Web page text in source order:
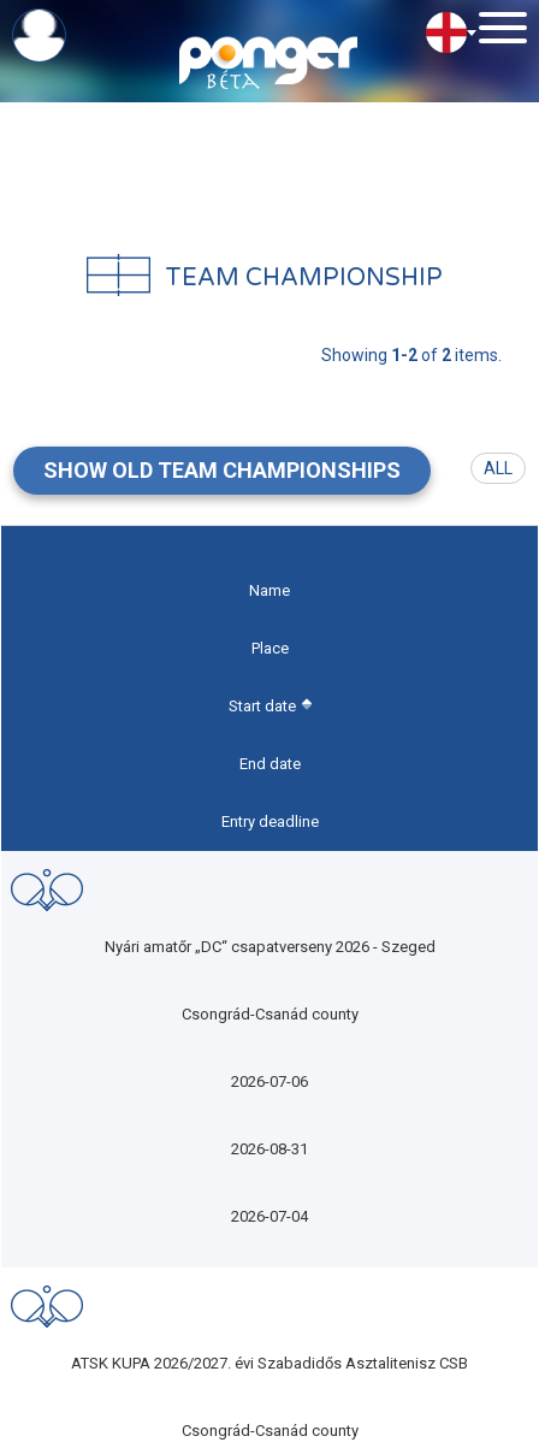
TEAM CHAMPIONSHIP
Showing 1-2of 2items.
ALL
SHOW OLD TEAM CHAMPIONSHIPS
Name
Place
Start date
End date
Entry deadline
Nyári amatőr „DC“ csapatverseny 2026 - Szeged
Csongrád-Csanád county
2026-07-06
2026-08-31
2026-07-04
ATSK KUPA 2026/2027. évi Szabadidős Asztalitenisz CSB
Csongrád-Csanád county